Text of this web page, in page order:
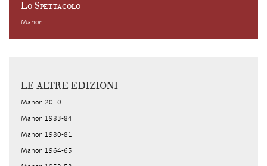
Lo Spettacolo
Manon
LE ALTRE EDIZIONI
Manon 2010
Manon 1983-84
Manon 1980-81
Manon 1964-65